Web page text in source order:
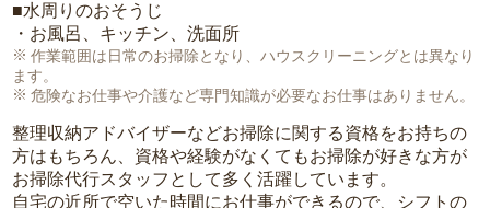
■水周りのおそうじ
・お風呂、キッチン、洗面所
作業範囲は日常のお掃除となり、ハウスクリーニングとは異なり
ます。
危険なお仕事や介護など専門知識が必要なお仕事はありません。
整理収納アドバイザーなどお掃除に関する資格をお持ちの
方はもちろん、資格や経験がなくてもお掃除が好きな方が
お掃除代行スタッフとして多く活躍しています。
自宅の近所で空いた時間にお仕事ができるので、シフトの